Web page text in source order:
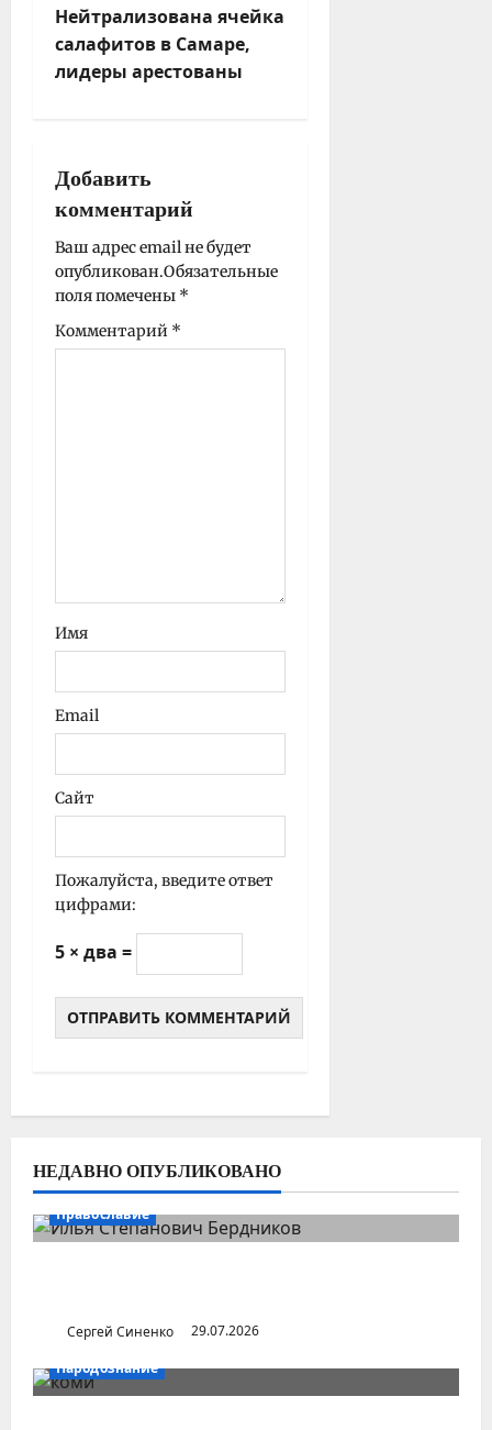
и
я
з
и
с
и
Нейтрализована ячейка
салафитов в Самаре,
лидеры арестованы
Добавить
комментарий
Ваш адрес email не будет
опубликован.Обязательные
поля помечены *
Комментарий *
Имя
Email
Сайт
Пожалуйста, введите ответ
цифрами:
5 × два =
НЕДАВНО ОПУБЛИКОВАНО
Православие
Сергей Синенко
29.07.2026
Народознание